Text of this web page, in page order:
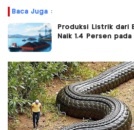
Baca Juga :
Produksi Listrik dari
Naik 1,4 Persen pada